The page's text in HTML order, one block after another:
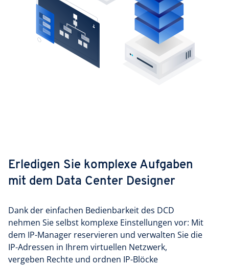
Erledigen Sie komplexe Aufgaben
mit dem Data Center Designer
Dank der einfachen Bedienbarkeit des DCD
nehmen Sie selbst komplexe Einstellungen vor: Mit
dem IP-Manager reservieren und verwalten Sie die
IP-Adressen in Ihrem virtuellen Netzwerk,
vergeben Rechte und ordnen IP-Blöcke